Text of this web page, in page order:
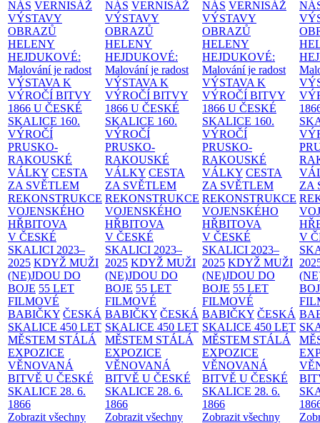
NÁS VERNISÁŽ
VÝSTAVY
OBRAZŮ
HELENY
HEJDUKOVÉ:
Malování je radost
VÝSTAVA K
VÝROČÍ BITVY
1866 U ČESKÉ
SKALICE 160.
VÝROČÍ
PRUSKO-
RAKOUSKÉ
VÁLKY CESTA
ZA SVĚTLEM
REKONSTRUKCE
VOJENSKÉHO
HŘBITOVA
V ČESKÉ
SKALICI 2023–
2025 KDYŽ MUŽI
(NE)JDOU DO
BOJE 55 LET
FILMOVÉ
BABIČKY ČESKÁ
SKALICE 450 LET
MĚSTEM STÁLÁ
EXPOZICE
VĚNOVANÁ
BITVĚ U ČESKÉ
SKALICE 28. 6.
1866
Zobrazit všechny
NÁS VERNISÁŽ
VÝSTAVY
OBRAZŮ
HELENY
HEJDUKOVÉ:
Malování je radost
VÝSTAVA K
VÝROČÍ BITVY
1866 U ČESKÉ
SKALICE 160.
VÝROČÍ
PRUSKO-
RAKOUSKÉ
VÁLKY CESTA
ZA SVĚTLEM
REKONSTRUKCE
VOJENSKÉHO
HŘBITOVA
V ČESKÉ
SKALICI 2023–
2025 KDYŽ MUŽI
(NE)JDOU DO
BOJE 55 LET
FILMOVÉ
BABIČKY ČESKÁ
SKALICE 450 LET
MĚSTEM STÁLÁ
EXPOZICE
VĚNOVANÁ
BITVĚ U ČESKÉ
SKALICE 28. 6.
1866
Zobrazit všechny
NÁS VERNISÁŽ
VÝSTAVY
OBRAZŮ
HELENY
HEJDUKOVÉ:
Malování je radost
VÝSTAVA K
VÝROČÍ BITVY
1866 U ČESKÉ
SKALICE 160.
VÝROČÍ
PRUSKO-
RAKOUSKÉ
VÁLKY CESTA
ZA SVĚTLEM
REKONSTRUKCE
VOJENSKÉHO
HŘBITOVA
V ČESKÉ
SKALICI 2023–
2025 KDYŽ MUŽI
(NE)JDOU DO
BOJE 55 LET
FILMOVÉ
BABIČKY ČESKÁ
SKALICE 450 LET
MĚSTEM STÁLÁ
EXPOZICE
VĚNOVANÁ
BITVĚ U ČESKÉ
SKALICE 28. 6.
1866
Zobrazit všechny
ZA
V